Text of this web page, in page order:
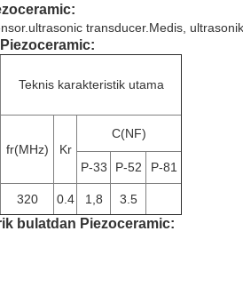
:
transducer.Medis,
:
Teknis karakteristik utama
fr(MHz) Kr
C(NF)
P-33 P-52 P-81
320 0.4 1,8 3.5
bulatdan Piezoceramic: